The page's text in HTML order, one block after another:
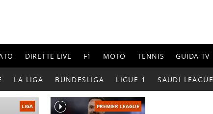
DIRETTE LIVE F1 MOTO TENNIS GUIDA TV
LA LIGA BUNDESLIGA LIGUE 1 SAUDI LEAGUE
LIGA PREMIER LEAGUE